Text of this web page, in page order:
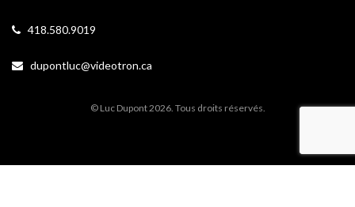
418.580.9019
dupontluc@videotron.ca
© Luc Dupont 2026. Tous droits réservés.